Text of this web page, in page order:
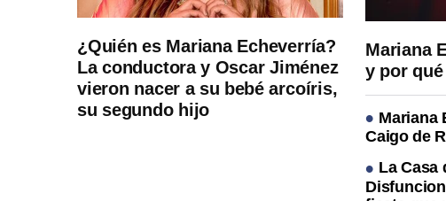
¿Quién es Mariana Echeverría?
La conductora y Oscar Jiménez
vieron nacer a su bebé arcoíris,
su segundo hijo
Mariana
y por
Mariana
Caigo de
La Casa